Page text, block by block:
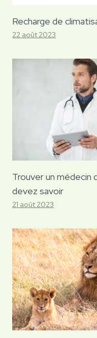
Recharge de
22 août 2023
Trouver un médecin
devez savoir
21 août 2023